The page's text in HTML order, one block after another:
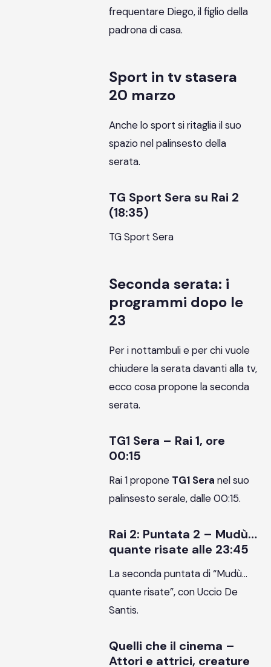
frequentare Diego, il figlio della
padrona di casa.
Sport in tv stasera
20 marzo
Anche lo sport si ritaglia il suo
spazio nel palinsesto della
serata.
TG Sport Sera su Rai 2
(18:35)
TG Sport Sera
Seconda serata: i
programmi dopo le
23
Per i nottambuli e per chi vuole
chiudere la serata davanti alla tv,
ecco cosa propone la seconda
serata.
TG1 Sera – Rai 1, ore
00:15
Rai 1 propone TG1 Sera nel suo
palinsesto serale, dalle 00:15.
Rai 2: Puntata 2 – Mudù…
quante risate alle 23:45
La seconda puntata di “Mudù…
quante risate”, con Uccio De
Santis.
Quelli che il cinema –
Attori e attrici, creature